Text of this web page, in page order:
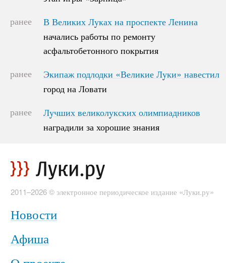
ранее
В Великих Луках на проспекте Ленина
начались работы по ремонту
асфальтобетонного покрытия
В Великих Луках на проспекте Ленина
начались работы по ремонту
асфальтобетонного покрытия
ранее
Экипаж подлодки «Великие Луки» навестил
город на Ловати
Экипаж подлодки «Великие Луки» навестил
город на Ловати
ранее
Лучших великолукских олимпиадников
наградили за хорошие знания
Лучших великолукских олимпиадников
наградили за хорошие знания
2011–2026 © электронное периодическое издание «Луки.ру»
Новости
Афиша